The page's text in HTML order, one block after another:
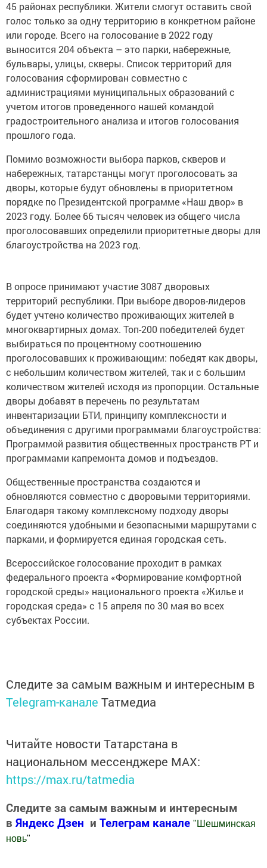
45 районах республики. Жители смогут оставить свой
голос только за одну территорию в конкретном районе
или городе. Всего на голосование в 2022 году
выносится 204 объекта – это парки, набережные,
бульвары, улицы, скверы. Список территорий для
голосования сформирован совместно с
администрациями муниципальных образований с
учетом итогов проведенного нашей командой
градостроительного анализа и итогов голосования
прошлого года.
Помимо возможности выбора парков, скверов и
набережных, татарстанцы могут проголосовать за
дворы, которые будут обновлены в приоритетном
порядке по Президентской программе «Наш двор» в
2023 году. Более 66 тысяч человек из общего числа
проголосовавших определили приоритетные дворы для
благоустройства на 2023 год.
В опросе принимают участие 3087 дворовых
территорий республики. При выборе дворов-лидеров
будет учтено количество проживающих жителей в
многоквартирных домах. Топ-200 победителей будет
выбираться по процентному соотношению
проголосовавших к проживающим: победят как дворы,
с небольшим количеством жителей, так и с большим
количеством жителей исходя из пропорции. Остальные
дворы добавят в перечень по результатам
инвентаризации БТИ, принципу комплексности и
объединения с другими программами благоустройства:
Программой развития общественных пространств РТ и
программами капремонта домов и подъездов.
Общественные пространства создаются и
обновляются совместно с дворовыми территориями.
Благодаря такому комплексному подходу дворы
соединяются удобными и безопасными маршрутами с
парками, и формируется единая городская сеть.
Всероссийское голосование проходит в рамках
федерального проекта «Формирование комфортной
городской среды» национального проекта «Жилье и
городская среда» с 15 апреля по 30 мая во всех
субъектах России.
Следите за самым важным и интересным в
Telegram-канале Татмедиа
Читайте новости Татарстана в
национальном мессенджере MАХ:
https://max.ru/tatmedia
Следите за самым важным и интересным
в Яндекс Дзен и Телеграм канале " Шешминская
новь"